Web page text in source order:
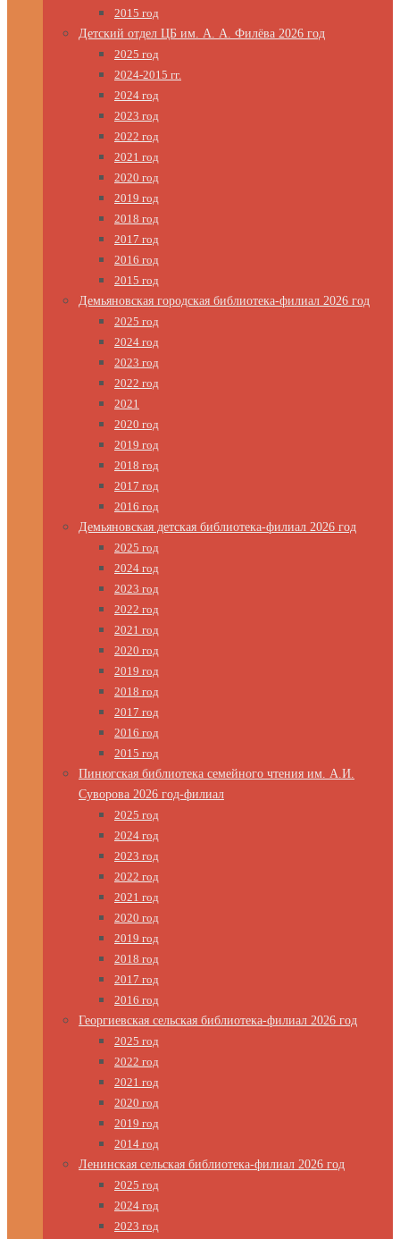
2015 год
Детский отдел ЦБ им. А. А. Филёва 2026 год
2025 год
2024-2015 гг.
2024 год
2023 год
2022 год
2021 год
2020 год
2019 год
2018 год
2017 год
2016 год
2015 год
Демьяновская городская библиотека-филиал 2026 год
2025 год
2024 год
2023 год
2022 год
2021
2020 год
2019 год
2018 год
2017 год
2016 год
Демьяновская детская библиотека-филиал 2026 год
2025 год
2024 год
2023 год
2022 год
2021 год
2020 год
2019 год
2018 год
2017 год
2016 год
2015 год
Пинюгская библиотека семейного чтения им. А.И.
Суворова 2026 год-филиал
2025 год
2024 год
2023 год
2022 год
2021 год
2020 год
2019 год
2018 год
2017 год
2016 год
Георгиевская сельская библиотека-филиал 2026 год
2025 год
2022 год
2021 год
2020 год
2019 год
2014 год
Ленинская сельская библиотека-филиал 2026 год
2025 год
2024 год
2023 год